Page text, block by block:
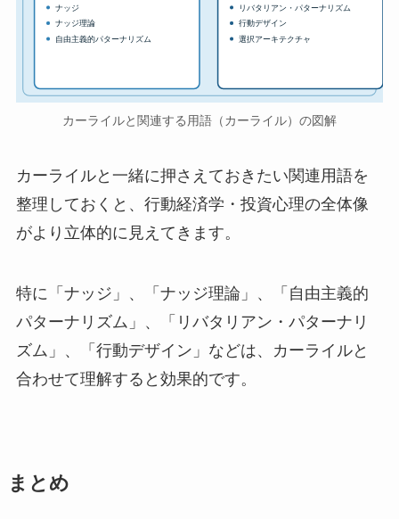
ナッジ
ナッジ理論
自由主義的パターナリズム
リバタリアン・パターナリズム
行動デザイン
選択アーキテクチャ
カーライルと関連する用語（カーライル）の図解
カーライルと一緒に押さえておきたい関連用語を
整理しておくと、行動経済学・投資心理の全体像
がより立体的に見えてきます。
特に「ナッジ」、「ナッジ理論」、「自由主義的
パターナリズム」、「リバタリアン・パターナリ
ズム」、「行動デザイン」などは、カーライルと
合わせて理解すると効果的です。
まとめ